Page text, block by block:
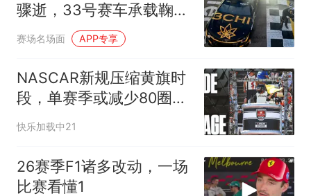
骤逝，33号赛车承载鞠躬
标志致敬
赛场名场面 APP专享
NASCAR新规压缩黄旗时
段，单赛季或减少80圈慢
行
快乐加载中21
26赛季F1诸多改动，一场
比赛看懂1